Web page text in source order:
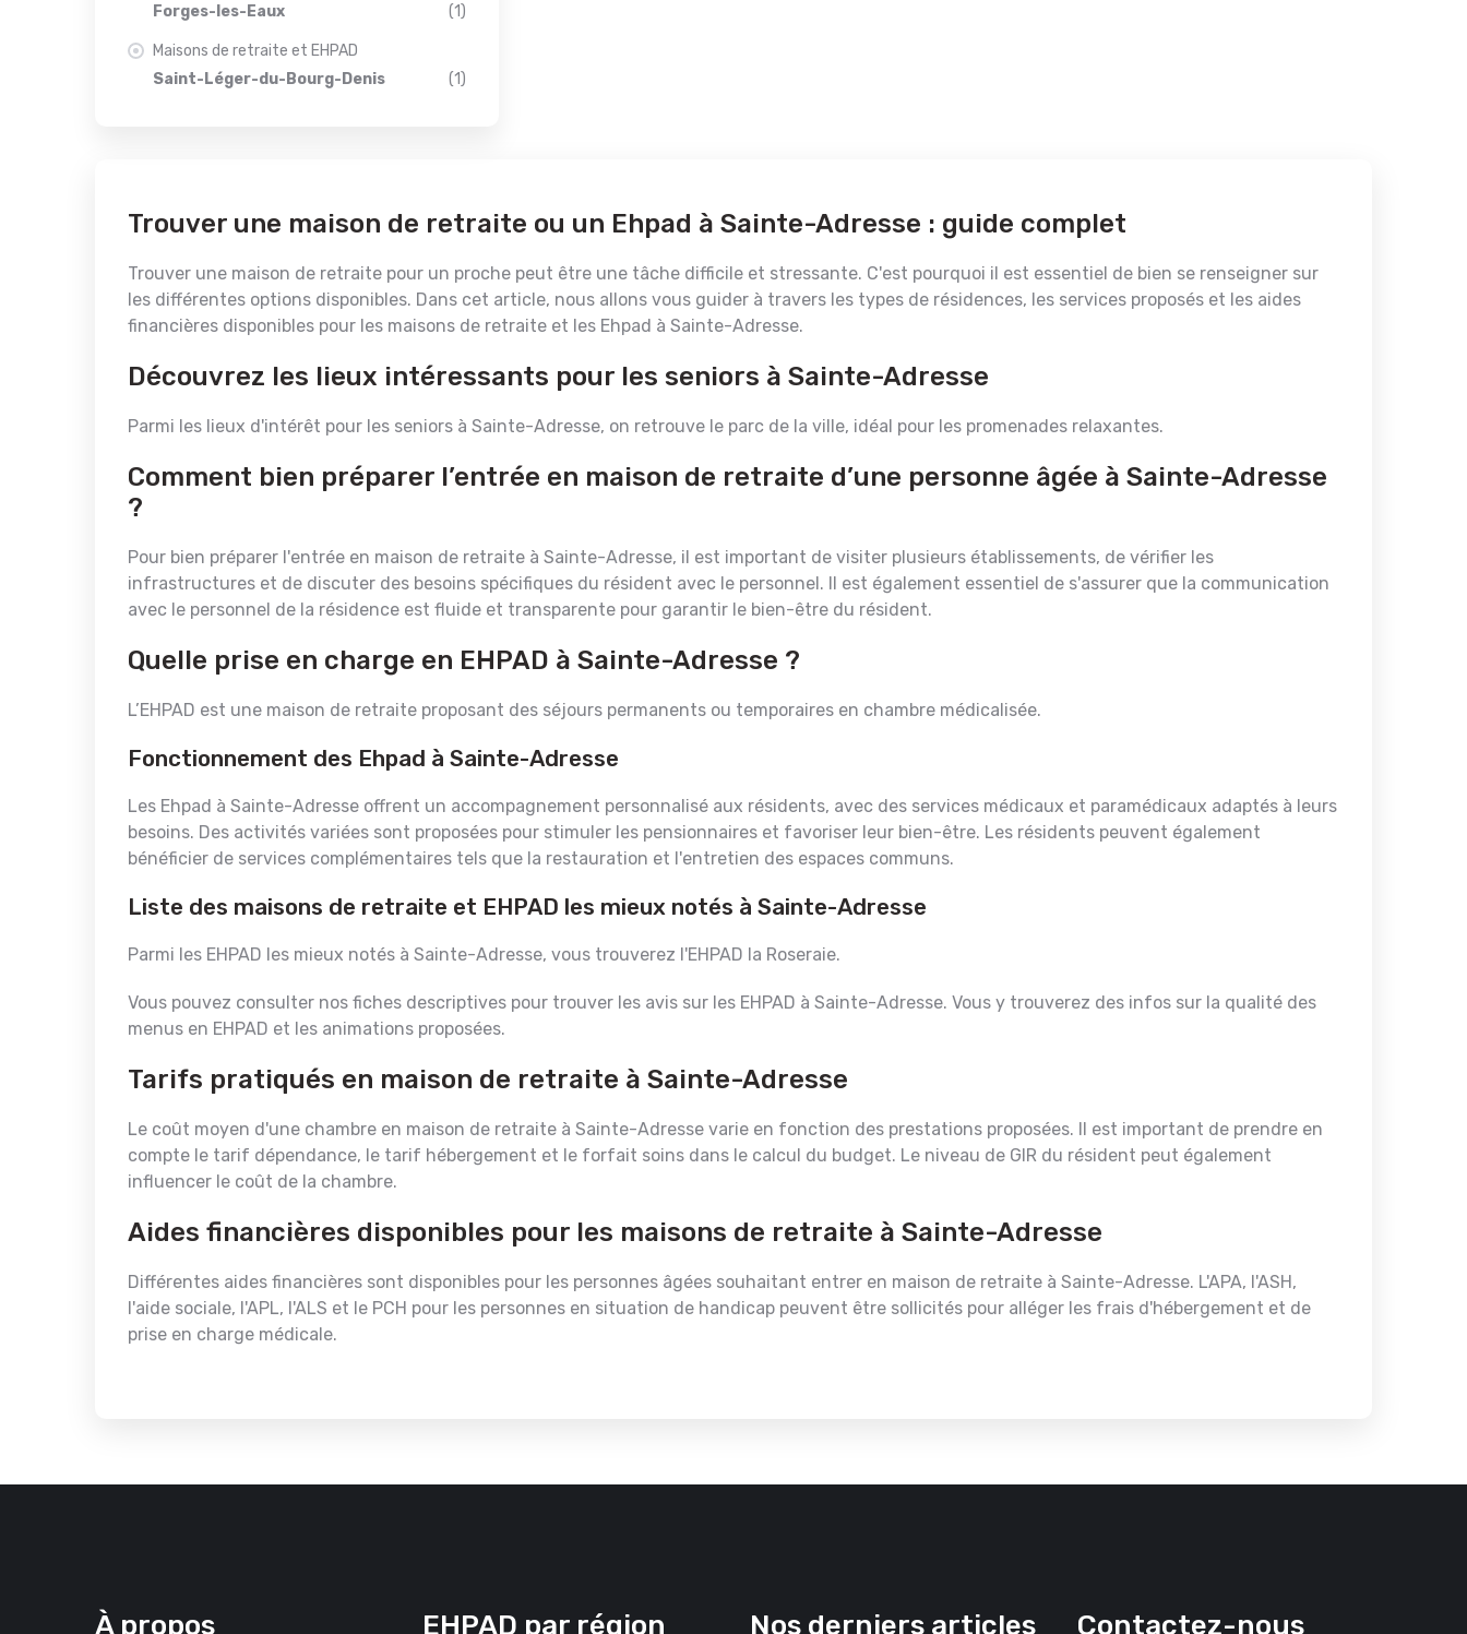
Forges-les-Eaux
(1)
Maisons de retraite et EHPAD
Saint-Léger-du-Bourg-Denis
(1)
Trouver une maison de retraite ou un Ehpad à Sainte-Adresse : guide complet
Trouver une maison de retraite pour un proche peut être une tâche difficile et stressante. C'est pourquoi il est essentiel de bien se renseigner sur
les différentes options disponibles. Dans cet article, nous allons vous guider à travers les types de résidences, les services proposés et les aides
financières disponibles pour les maisons de retraite et les Ehpad à Sainte-Adresse.
Découvrez les lieux intéressants pour les seniors à Sainte-Adresse
Parmi les lieux d'intérêt pour les seniors à Sainte-Adresse, on retrouve le parc de la ville, idéal pour les promenades relaxantes.
Comment bien préparer l’entrée en maison de retraite d’une personne âgée à Sainte-Adresse
?
Pour bien préparer l'entrée en maison de retraite à Sainte-Adresse, il est important de visiter plusieurs établissements, de vérifier les
infrastructures et de discuter des besoins spécifiques du résident avec le personnel. Il est également essentiel de s'assurer que la communication
avec le personnel de la résidence est fluide et transparente pour garantir le bien-être du résident.
Quelle prise en charge en EHPAD à Sainte-Adresse ?
L’EHPAD est une maison de retraite proposant des séjours permanents ou temporaires en chambre médicalisée.
Fonctionnement des Ehpad à Sainte-Adresse
Les Ehpad à Sainte-Adresse offrent un accompagnement personnalisé aux résidents, avec des services médicaux et paramédicaux adaptés à leurs
besoins. Des activités variées sont proposées pour stimuler les pensionnaires et favoriser leur bien-être. Les résidents peuvent également
bénéficier de services complémentaires tels que la restauration et l'entretien des espaces communs.
Liste des maisons de retraite et EHPAD les mieux notés à Sainte-Adresse
Parmi les EHPAD les mieux notés à Sainte-Adresse, vous trouverez l'EHPAD la Roseraie.
Vous pouvez consulter nos fiches descriptives pour trouver les avis sur les EHPAD à Sainte-Adresse. Vous y trouverez des infos sur la qualité des
menus en EHPAD et les animations proposées.
Tarifs pratiqués en maison de retraite à Sainte-Adresse
Le coût moyen d'une chambre en maison de retraite à Sainte-Adresse varie en fonction des prestations proposées. Il est important de prendre en
compte le tarif dépendance, le tarif hébergement et le forfait soins dans le calcul du budget. Le niveau de GIR du résident peut également
influencer le coût de la chambre.
Aides financières disponibles pour les maisons de retraite à Sainte-Adresse
Différentes aides financières sont disponibles pour les personnes âgées souhaitant entrer en maison de retraite à Sainte-Adresse. L'APA, l'ASH,
l'aide sociale, l'APL, l'ALS et le PCH pour les personnes en situation de handicap peuvent être sollicités pour alléger les frais d'hébergement et de
prise en charge médicale.
À propos EHPAD par région Nos derniers articles Contactez-nous